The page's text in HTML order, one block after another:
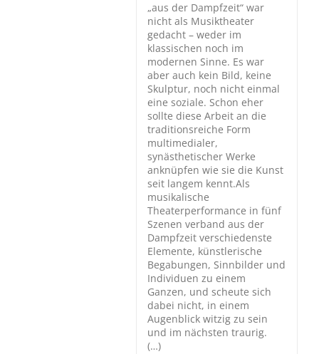
„aus der Dampfzeit“ war
nicht als Musiktheater
gedacht – weder im
klassischen noch im
modernen Sinne. Es war
aber auch kein Bild, keine
Skulptur, noch nicht einmal
eine soziale. Schon eher
sollte diese Arbeit an die
traditionsreiche Form
multimedialer,
synästhetischer Werke
anknüpfen wie sie die Kunst
seit langem kennt.Als
musikalische
Theaterperformance in fünf
Szenen verband aus der
Dampfzeit verschiedenste
Elemente, künstlerische
Begabungen, Sinnbilder und
Individuen zu einem
Ganzen, und scheute sich
dabei nicht, in einem
Augenblick witzig zu sein
und im nächsten traurig.
(…)